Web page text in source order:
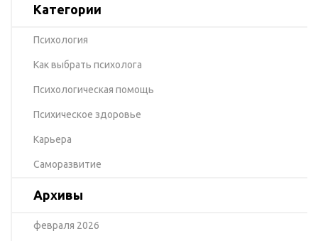
Категории
Психология
Как выбрать психолога
Психологическая помощь
Психическое здоровье
Карьера
Саморазвитие
Архивы
февраля 2026